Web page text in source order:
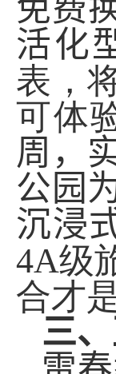
免费
活化
表，
可体
周，
公园
沉浸
4A级
合才
三、